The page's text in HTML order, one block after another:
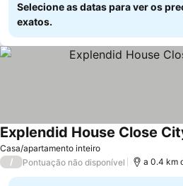
Selecione as datas para ver os
exatos.
Casa/apartamento inteiro
Explendid House Close
/ Pontuação não disponível a 0.4 km